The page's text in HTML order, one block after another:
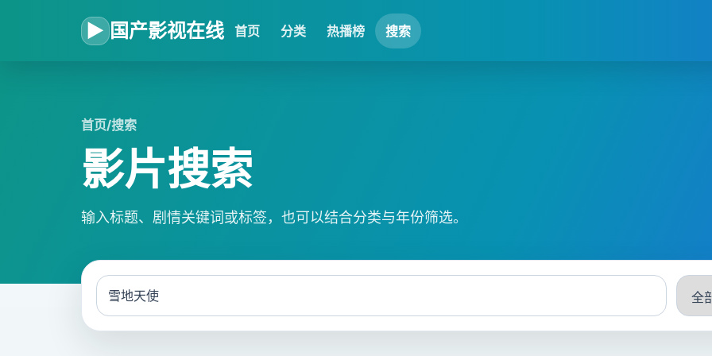
▶ 国产影视在线 首页 分类 热播榜 搜索
首页/搜索
影片搜索
输入标题、剧情关键词或标签，也可以结合分类与年份筛选。